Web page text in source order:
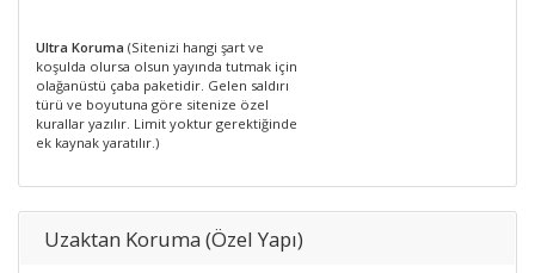
Ultra Koruma (Sitenizi hangi şart ve
koşulda olursa olsun yayında tutmak için
olağanüstü çaba paketidir. Gelen saldırı
türü ve boyutuna göre sitenize özel
kurallar yazılır. Limit yoktur gerektiğinde
ek kaynak yaratılır.)
Uzaktan Koruma (Özel Yapı)